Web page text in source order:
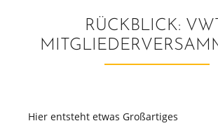
RÜCKBLICK:
Hier entsteht etwas Großartiges